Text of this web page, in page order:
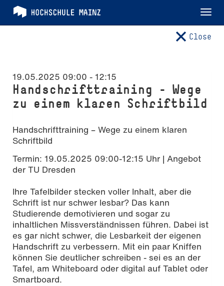
Close
19.05.2025 09:00 - 12:15
Handschrifttraining – Wege
zu einem klaren Schriftbild
Handschrifttraining – Wege zu einem klaren
Schriftbild
Termin: 19.05.2025 09:00-12:15 Uhr | Angebot
der TU Dresden
Ihre Tafelbilder stecken voller Inhalt, aber die
Schrift ist nur schwer lesbar? Das kann
Studierende demotivieren und sogar zu
inhaltlichen Missverständnissen führen. Dabei ist
es gar nicht schwer, die Lesbarkeit der eigenen
Handschrift zu verbessern. Mit ein paar Kniffen
können Sie deutlicher schreiben - sei es an der
Tafel, am Whiteboard oder digital auf Tablet oder
Smartboard.